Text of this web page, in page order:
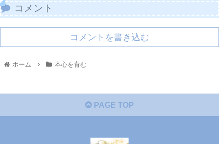
コメント
コメントを書き込む
ホーム 本心を育む
PAGE TOP